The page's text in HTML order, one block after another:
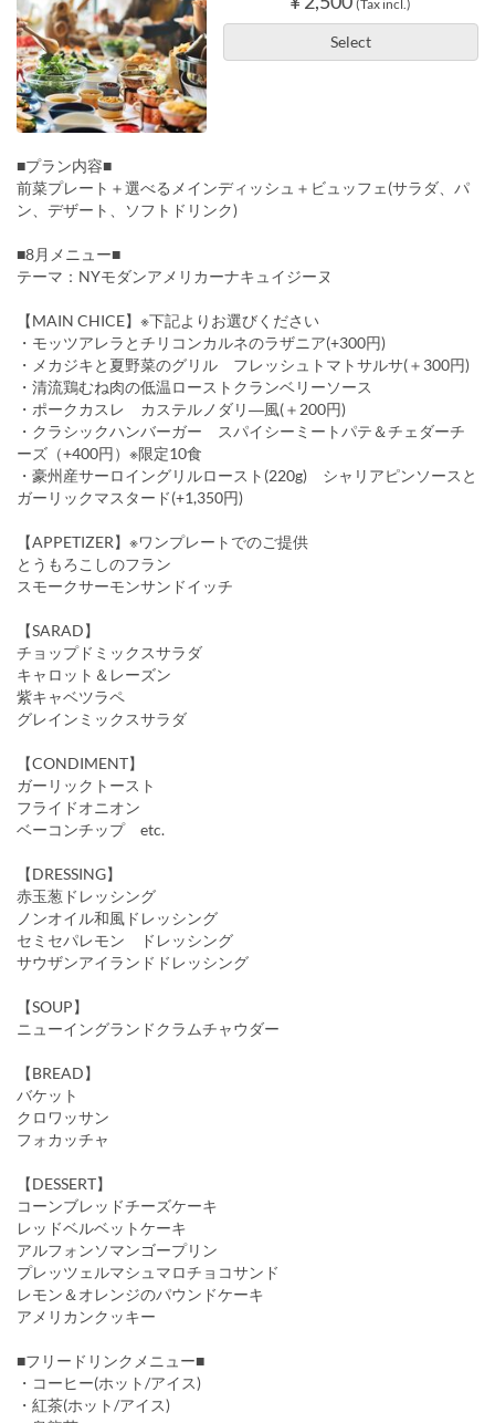
(Tax incl.)
Select
■プラン内容■
前菜プレート＋選べるメインディッシュ＋ビュッフェ(サラダ、パ
ン、デザート、ソフトドリンク)
■8月メニュー■
テーマ：NYモダンアメリカーナキュイジーヌ
【MAIN CHICE】※下記よりお選びください
・モッツアレラとチリコンカルネのラザニア(+300円)
・メカジキと夏野菜のグリル フレッシュトマトサルサ(＋300円)
・清流鶏むね肉の低温ローストクランベリーソース
・ポークカスレ カステルノダリ―風(＋200円)
・クラシックハンバーガー スパイシーミートパテ＆チェダーチ
ーズ（+400円）※限定10食
・豪州産サーロイングリルロースト(220g) シャリアピンソースと
ガーリックマスタード(+1,350円)
【APPETIZER】※ワンプレートでのご提供
とうもろこしのフラン
スモークサーモンサンドイッチ
【SARAD】
チョップドミックスサラダ
キャロット＆レーズン
紫キャベツラペ
グレインミックスサラダ
【CONDIMENT】
ガーリックトースト
フライドオニオン
ベーコンチップ etc.
【DRESSING】
赤玉葱ドレッシング
ノンオイル和風ドレッシング
セミセパレモン ドレッシング
サウザンアイランドドレッシング
【SOUP】
ニューイングランドクラムチャウダー
【BREAD】
バケット
クロワッサン
フォカッチャ
【DESSERT】
コーンブレッドチーズケーキ
レッドベルベットケーキ
アルフォンソマンゴープリン
プレッツェルマシュマロチョコサンド
レモン＆オレンジのパウンドケーキ
アメリカンクッキー
■フリードリンクメニュー■
・コーヒー(ホット/アイス)
・紅茶(ホット/アイス)